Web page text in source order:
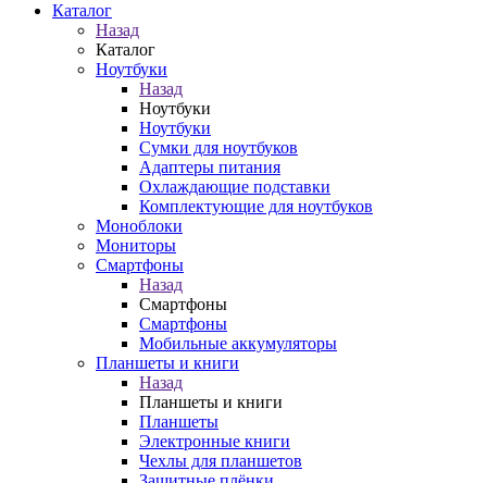
Каталог
Назад
Каталог
Ноутбуки
Назад
Ноутбуки
Ноутбуки
Сумки для ноутбуков
Адаптеры питания
Охлаждающие подставки
Комплектующие для ноутбуков
Моноблоки
Мониторы
Смартфоны
Назад
Смартфоны
Смартфоны
Мобильные аккумуляторы
Планшеты и книги
Назад
Планшеты и книги
Планшеты
Электронные книги
Чехлы для планшетов